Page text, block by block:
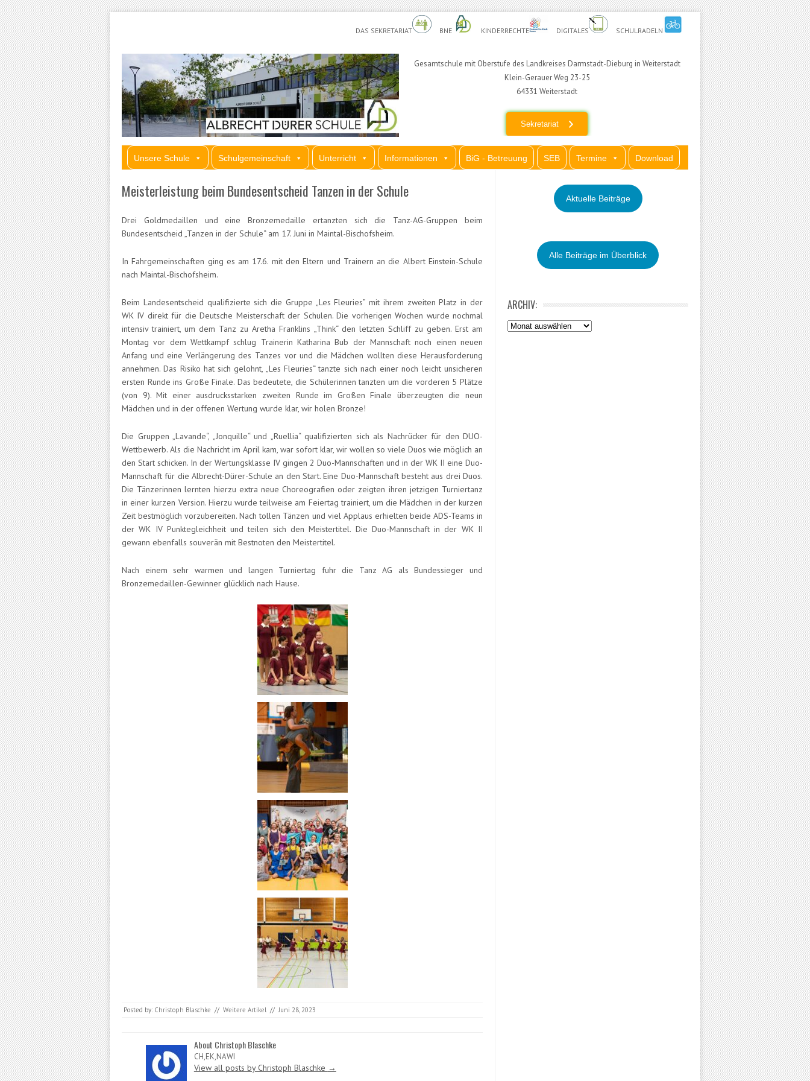
DAS SEKRETARIAT
BNE KINDERRECHTE DIGITALES SCHULRADELN
Gesamtschule mit Oberstufe des Landkreises Darmstadt-Dieburg in Weiterstadt
Klein-Gerauer Weg 23-25
64331 Weiterstadt
Sekretariat
Menü
Skip to content
Unsere Schule Schulgemeinschaft Unterricht Informationen BiG - Betreuung SEB Termine Download
Meisterleistung beim Bundesentscheid Tanzen in der Schule
Drei Goldmedaillen und eine Bronzemedaille ertanzten sich die Tanz-AG-Gruppen beim
Bundesentscheid „Tanzen in der Schule“ am 17. Juni in Maintal-Bischofsheim.
In Fahrgemeinschaften ging es am 17.6. mit den Eltern und Trainern an die Albert Einstein-Schule
nach Maintal-Bischofsheim.
Beim Landesentscheid qualifizierte sich die Gruppe „Les Fleuries” mit ihrem zweiten Platz in der
WK IV direkt für die Deutsche Meisterschaft der Schulen. Die vorherigen Wochen wurde nochmal
intensiv trainiert, um dem Tanz zu Aretha Franklins „Think“ den letzten Schliff zu geben. Erst am
Montag vor dem Wettkampf schlug Trainerin Katharina Bub der Mannschaft noch einen neuen
Anfang und eine Verlängerung des Tanzes vor und die Mädchen wollten diese Herausforderung
annehmen. Das Risiko hat sich gelohnt, „Les Fleuries“ tanzte sich nach einer noch leicht unsicheren
ersten Runde ins Große Finale. Das bedeutete, die Schülerinnen tanzten um die vorderen 5 Plätze
(von 9). Mit einer ausdrucksstarken zweiten Runde im Großen Finale überzeugten die neun
Mädchen und in der offenen Wertung wurde klar, wir holen Bronze!
Die Gruppen „Lavande“, „Jonquille“ und „Ruellia“ qualifizierten sich als Nachrücker für den DUO-
Wettbewerb. Als die Nachricht im April kam, war sofort klar, wir wollen so viele Duos wie möglich an
den Start schicken. In der Wertungsklasse IV gingen 2 Duo-Mannschaften und in der WK II eine Duo-
Mannschaft für die Albrecht-Dürer-Schule an den Start. Eine Duo-Mannschaft besteht aus drei Duos.
Die Tänzerinnen lernten hierzu extra neue Choreografien oder zeigten ihren jetzigen Turniertanz
in einer kurzen Version. Hierzu wurde teilweise am Feiertag trainiert, um die Mädchen in der kurzen
Zeit bestmöglich vorzubereiten. Nach tollen Tänzen und viel Applaus erhielten beide ADS-Teams in
der WK IV Punktegleichheit und teilen sich den Meistertitel. Die Duo-Mannschaft in der WK II
gewann ebenfalls souverän mit Bestnoten den Meistertitel.
Nach einem sehr warmen und langen Turniertag fuhr die Tanz AG als Bundessieger und
Bronzemedaillen-Gewinner glücklich nach Hause.
Posted by: Christoph Blaschke // Weitere Artikel // Juni 28, 2023
About Christoph Blaschke
CH,EK,NAWI
View all posts by Christoph Blaschke →
Aktuelle Beiträge
Alle Beiträge im Überblick
ARCHIV:
Archiv: